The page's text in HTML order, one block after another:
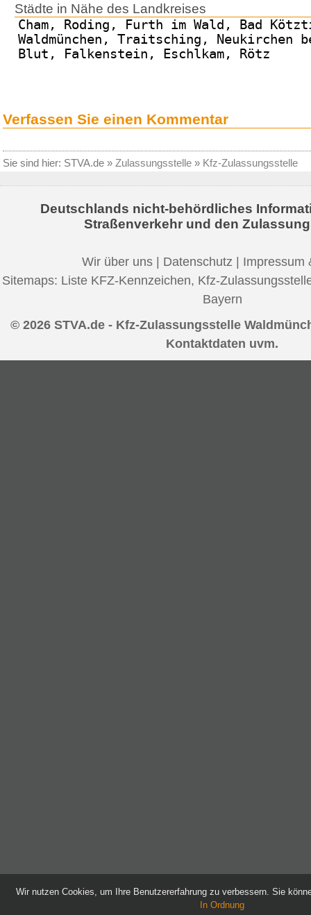
Wir nutzen Cookies, um Ihre Benutzererfahrung zu verbessern. Sie
In Ordnung
Städte in Nähe des Landkreises
Cham, Roding, Furth im Wald, Bad
Waldmünchen, Traitsching, Neukirchen
Blut, Falkenstein, Eschlkam, Rötz
Verfassen Sie einen Kommentar
Sie sind hier: STVA.de » Zulassungsstelle » Kfz-Zulassungsstelle
Deutschlands nicht-behördliches
Straßenverkehr und den
Wir über uns | Datenschutz | Impressum
Sitemaps: Liste KFZ-Kennzeichen, Kfz-
Bayern
© 2026 STVA.de - Kfz-Zulassungsstelle
Kontaktdaten uvm.